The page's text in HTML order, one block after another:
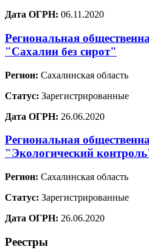
Дата ОГРН: 06.11.2020
Региональная
"Сахалин без сирот"
Регион: Сахалинская область
Статус: Зарегистрированные
Дата ОГРН: 26.06.2020
Региональная
"Экологический
Регион: Сахалинская область
Статус: Зарегистрированные
Дата ОГРН: 26.06.2020
Реестры